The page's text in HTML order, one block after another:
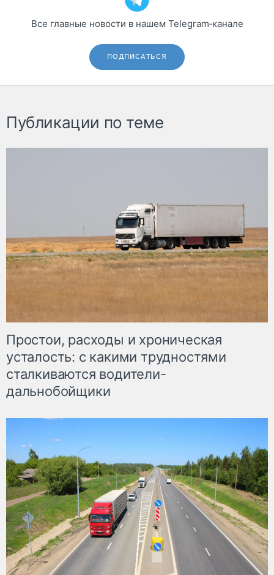
Все главные новости в нашем Telegram‑канале
ПОДПИСАТЬСЯ
Публикации по теме
Простои, расходы и хроническая
усталость: с какими трудностями
сталкиваются водители-
дальнобойщики